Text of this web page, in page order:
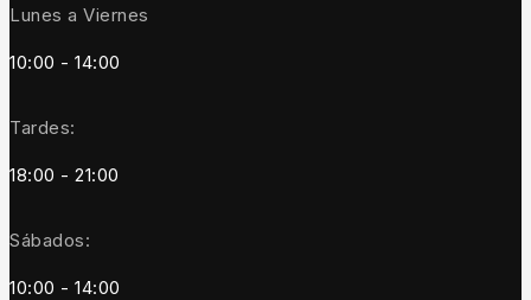
Lunes a Viernes
10:00 - 14:00
Tardes:
18:00 - 21:00
Sábados:
10:00 - 14:00